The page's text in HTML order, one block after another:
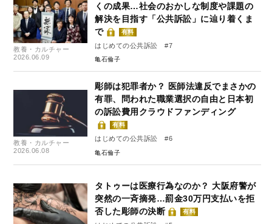
教養・カルチャー
2026.06.09
くの成果…社会のおかしな制度や課題の
解決を目指す「公共訴訟」に辿り着くま
で
有料
はじめての公共訴訟 #7
亀石倫子
教養・カルチャー
2026.06.08
彫師は犯罪者か？ 医師法違反でまさかの
有罪、問われた職業選択の自由と日本初
の訴訟費用クラウドファンディング
有料
はじめての公共訴訟 #6
亀石倫子
タトゥーは医療行為なのか？ 大阪府警が
突然の一斉摘発…罰金30万円支払いを拒
否した彫師の決断
有料